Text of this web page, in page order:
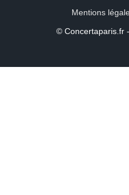
Mentions
© Concertaparis.fr